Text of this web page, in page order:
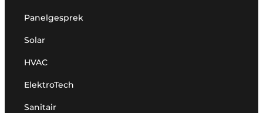
Panelgesprek
Solar
HVAC
ElektroTech
Sanitair